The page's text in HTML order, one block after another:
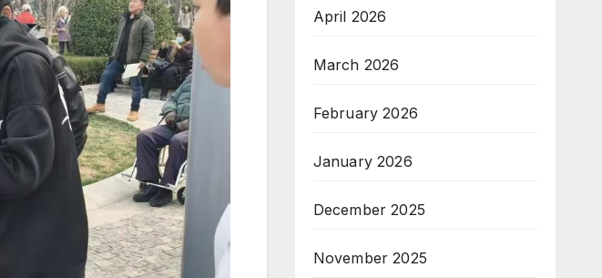
April 2026
March 2026
February 2026
January 2026
December 2025
November 2025